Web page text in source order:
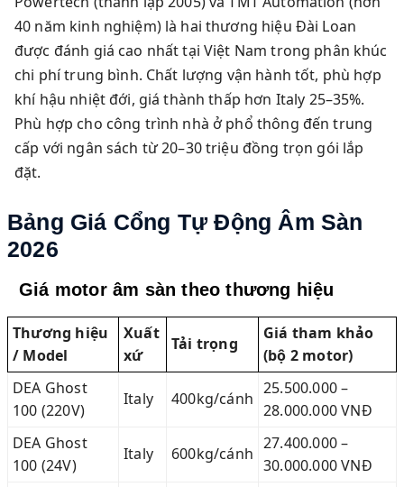
40 năm kinh nghiệm) là hai thương hiệu Đài Loan
được đánh giá cao nhất tại Việt Nam trong phân khúc
chi phí trung bình. Chất lượng vận hành tốt, phù hợp
khí hậu nhiệt đới, giá thành thấp hơn Italy 25–35%.
Phù hợp cho công trình nhà ở phổ thông đến trung
cấp với ngân sách từ 20–30 triệu đồng trọn gói lắp
đặt.
Bảng Giá Cổng Tự Động Âm Sàn
2026
Giá motor âm sàn theo thương hiệu
Thương hiệu
/ Model
Xuất
xứ
Tải trọng
Giá tham khảo
(bộ 2 motor)
DEA Ghost
100 (220V)
Italy 400kg/cánh
25.500.000 –
28.000.000 VNĐ
DEA Ghost
100 (24V)
Italy 600kg/cánh
27.400.000 –
30.000.000 VNĐ